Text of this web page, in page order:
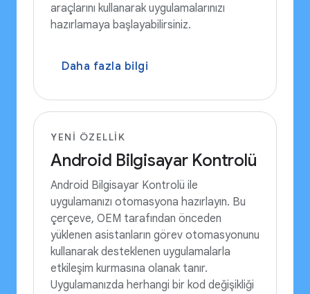
araçlarını kullanarak uygulamalarınızı
hazırlamaya başlayabilirsiniz.
Daha fazla bilgi
YENI ÖZELLIK
Android Bilgisayar Kontrolü
Android Bilgisayar Kontrolü ile
uygulamanızı otomasyona hazırlayın. Bu
çerçeve, OEM tarafından önceden
yüklenen asistanların görev otomasyonunu
kullanarak desteklenen uygulamalarla
etkileşim kurmasına olanak tanır.
Uygulamanızda herhangi bir kod değişikliği